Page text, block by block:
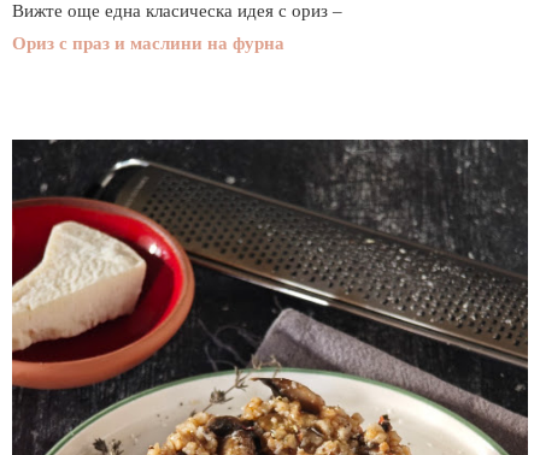
Вижте още една класическа идея с ориз –
Ориз с праз и маслини на фурна